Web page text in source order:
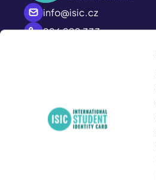
info@isic.cz
226 222 333